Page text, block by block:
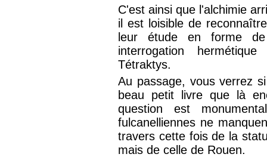
C'est ainsi que l'alchimie
il est loisible de
leur étude en forme de
interrogation
Tétraktys.
Au passage, vous verrez
beau petit livre que là
question est
fulcanelliennes ne
travers cette fois de la
mais de celle de Rouen.